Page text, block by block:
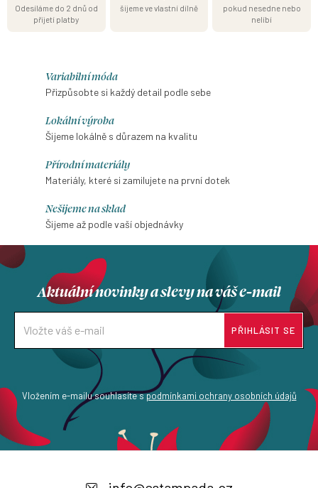
Odesíláme do 2 dnů od
přijetí platby
šijeme ve vlastní dílně
pokud nesedne nebo
nelíbí
Variabilní móda
Přizpůsobte si každý detail podle sebe
Lokální výroba
Šijeme lokálně s důrazem na kvalitu
Přírodní materiály
Materiály, které si zamilujete na první dotek
Nešijeme na sklad
Šijeme až podle vaší objednávky
Aktuální novinky a slevy na váš e-mail
Vložením e-mailu souhlasíte spodmínkami ochrany osobních údajů
PŘIHLÁSIT SE